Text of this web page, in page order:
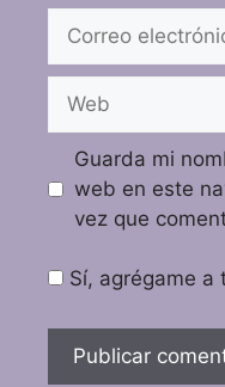
Guarda mi
web en este
vez que
Sí, agrégame a